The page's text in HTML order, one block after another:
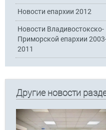
Новости епархии 2012
Новости Владивостокско-
Приморской епархии
2011
Другие новости